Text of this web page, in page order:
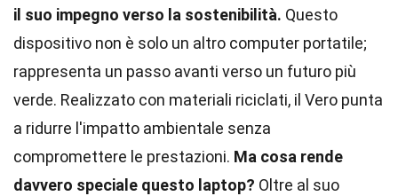
il suo impegno verso la sostenibilità. Questo
dispositivo non è solo un altro computer portatile;
rappresenta un passo avanti verso un futuro più
verde. Realizzato con materiali riciclati, il Vero punta
a ridurre l'impatto ambientale senza
compromettere le prestazioni. Ma cosa rende
davvero speciale questo laptop? Oltre al suo